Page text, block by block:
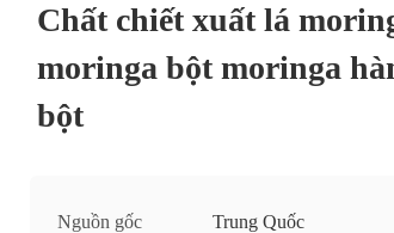
Chất chiết xuất lá
moringa bột moringa
bột
Nguồn gốc Trung Quốc